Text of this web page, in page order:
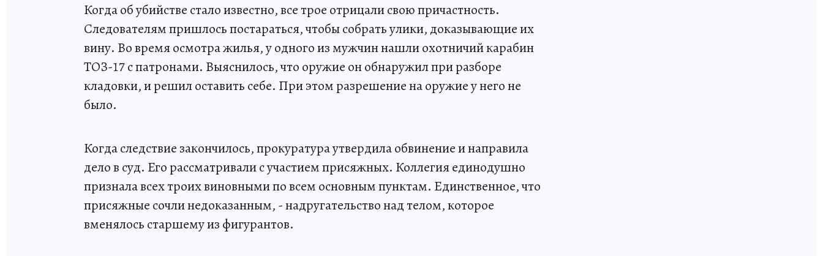
Когда об убийстве стало известно, все трое отрицали свою причастность.
Следователям пришлось постараться, чтобы собрать улики, доказывающие их
вину. Во время осмотра жилья, у одного из мужчин нашли охотничий карабин
ТОЗ-17 с патронами. Выяснилось, что оружие он обнаружил при разборе
кладовки, и решил оставить себе. При этом разрешение на оружие у него не
было.
Когда следствие закончилось, прокуратура утвердила обвинение и направила
дело в суд. Его рассматривали с участием присяжных. Коллегия единодушно
признала всех троих виновными по всем основным пунктам. Единственное, что
присяжные сочли недоказанным, - надругательство над телом, которое
вменялось старшему из фигурантов.